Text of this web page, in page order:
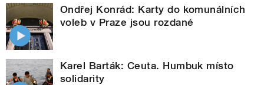
Ondřej Konrád: Karty do komunálních
voleb v Praze jsou rozdané
Karel Barták: Ceuta. Humbuk místo
solidarity